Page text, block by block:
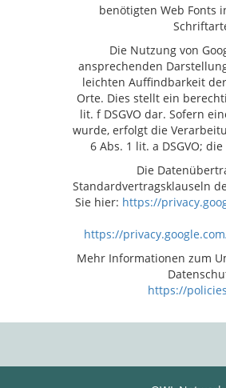
benötigten Web Fonts
Die Nutzung von
ansprechenden
leichten Auffindbarkeit
Orte. Dies stellt ein
lit. f DSGVO dar. Sofern
wurde, erfolgt die
6 Abs. 1 lit. a DSGVO;
Die
Standardvertragsklauseln
Sie hier: https://
https://
Mehr Informationen zum
https://